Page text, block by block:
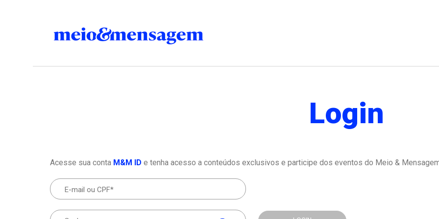
Login
Acesse sua conta M&M ID e tenha acesso a conteúdos exclusivos e participe dos eventos do Meio &